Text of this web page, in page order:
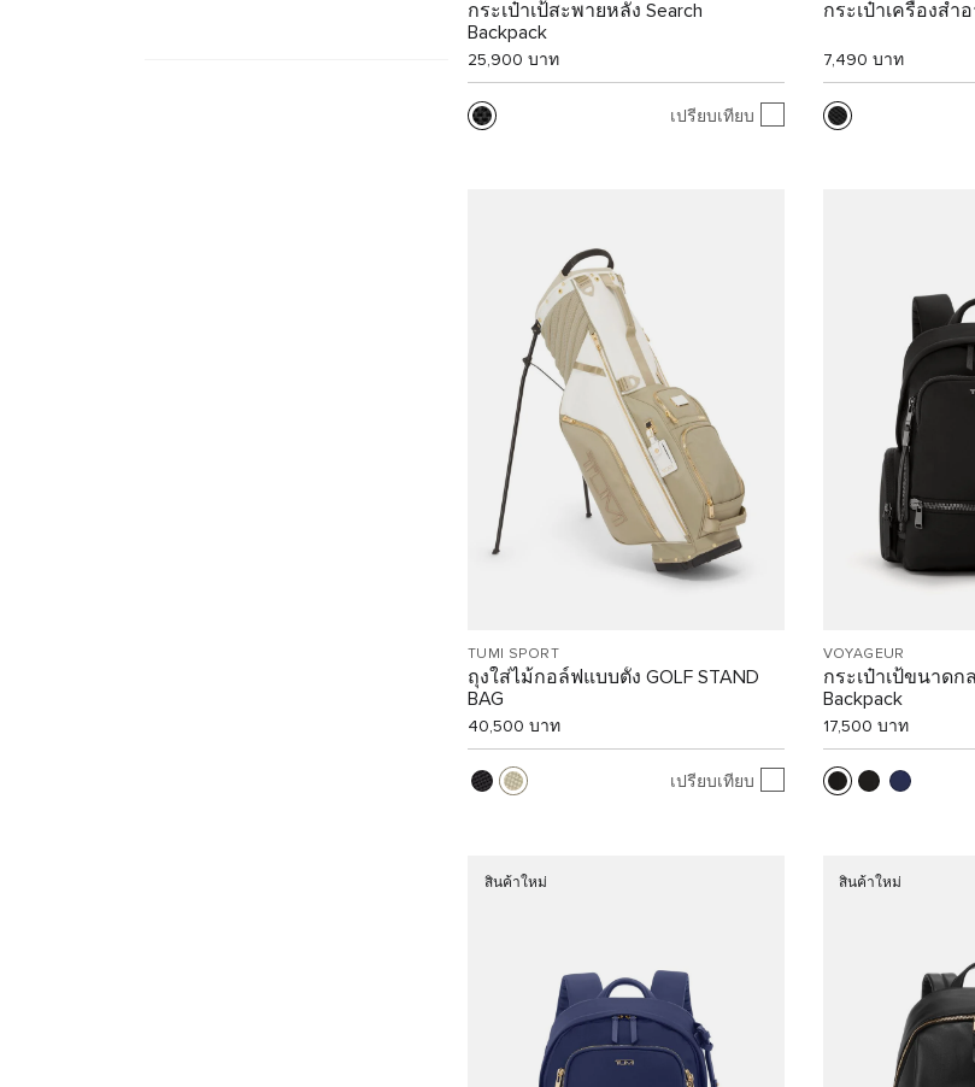
กระเป๋าเป้สะพายหลัง Search
Backpack
25,900 บาท
เปรียบเทียบ
กระเป๋าเครื่องสำ
7,490 บาท
TUMI SPORT
ถุงใส่ไม้กอล์ฟแบบตั้ง GOLF STAND
BAG
40,500 บาท
เปรียบเทียบ
VOYAGEUR
กระเป๋าเป้ขนาดก
Backpack
17,500 บาท
สินค้าใหม่ สินค้าใหม่